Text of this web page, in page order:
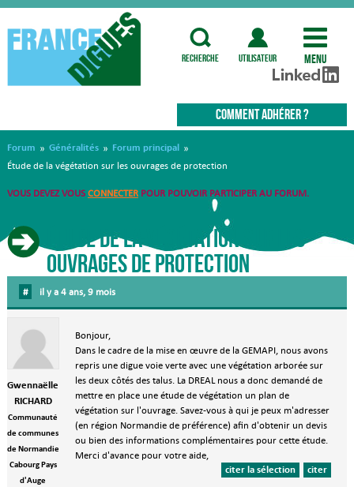
recherche utilisateur Menu
COMMENT ADHÉRER ?
Forum » Généralités » Forum principal »
Étude de la végétation sur les ouvrages de protection
VOUS DEVEZ VOUS CONNECTERPOUR POUVOIR PARTICIPER AU FORUM.
Étude de la végétation sur les
ouvrages de protection
# il y a 4 ans, 9 mois
Gwennaëlle
RICHARD
Communauté
de communes
de Normandie
Cabourg Pays
d'Auge
Bonjour,
Dans le cadre de la mise en œuvre de la GEMAPI, nous avons
repris une digue voie verte avec une végétation arborée sur
les deux côtés des talus. La DREAL nous a donc demandé de
mettre en place une étude de végétation un plan de
végétation sur l'ouvrage. Savez-vous à qui je peux m'adresser
(en région Normandie de préférence) afin d'obtenir un devis
ou bien des informations complémentaires pour cette étude.
Merci d'avance pour votre aide,
citer
citer la sélection